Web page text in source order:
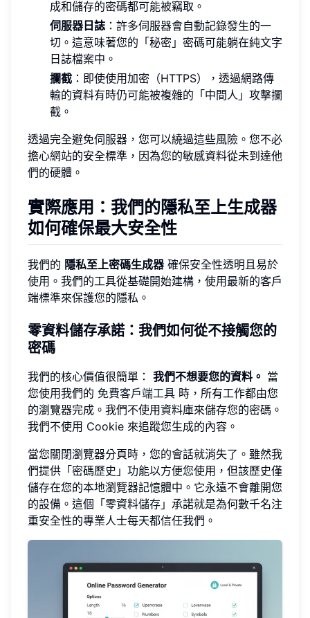
成和儲存的密碼都可能被竊取。
伺服器日誌 ：許多伺服器會自動記錄發生的一
切。這意味著您的「秘密」密碼可能躺在純文字
日誌檔案中。
攔截 ：即使使用加密（HTTPS），透過網路傳
輸的資料有時仍可能被複雜的「中間人」攻擊攔
截。
透過完全避免伺服器，您可以繞過這些風險。您不必
擔心網站的安全標準，因為您的敏感資料從未到達他
們的硬體。
實際應用：我們的隱私至上生成器
如何確保最大安全性
我們的 隱私至上密碼生成器 確保安全性透明且易於
使用。我們的工具從基礎開始建構，使用最新的客戶
端標準來保護您的隱私。
零資料儲存承諾：我們如何從不接觸您的
密碼
我們的核心價值很簡單： 我們不想要您的資料。 當
您使用我們的 免費客戶端工具 時，所有工作都由您
的瀏覽器完成。我們不使用資料庫來儲存您的密碼。
我們不使用 Cookie 來追蹤您生成的內容。
當您關閉瀏覽器分頁時，您的會話就消失了。雖然我
們提供「密碼歷史」功能以方便您使用，但該歷史僅
儲存在您的本地瀏覽器記憶體中。它永遠不會離開您
的設備。這個「零資料儲存」承諾就是為何數千名注
重安全性的專業人士每天都信任我們。